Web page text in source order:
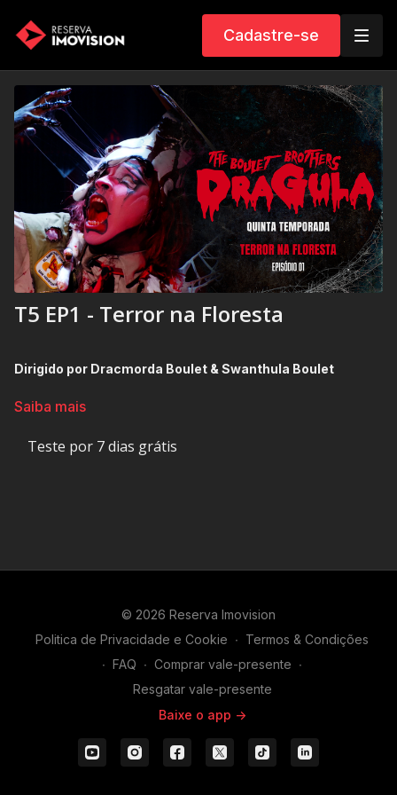
Cadastre-se
T5 EP1 - Terror na Floresta
Dirigido por Dracmorda Boulet & Swanthula Boulet
Os Boulet Brothers recebem um elenco completamente novo
diferentes e imperdívies. O cineasta Mike Flanagan e a atriz
Felissa Rose são os jurados convidados neste episódio que
Saiba mais
Teste por 7 dias grátis
© 2026 Reserva Imovision
Politica de Privacidade e Cookie ∙ Termos & Condições
∙ FAQ ∙ Comprar vale-presente ∙
Resgatar vale-presente
Baixe o app ->